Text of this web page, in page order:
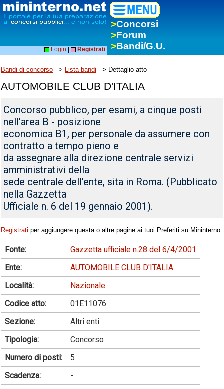
>Concorsi
>Forum
>Bandi/G.U.
Login Registrati
Bandi di concorso --> Lista bandi --> Dettaglio atto
AUTOMOBILE CLUB D'ITALIA
Concorso pubblico, per esami, a cinque posti
nell'area B - posizione
economica B1, per personale da assumere con
contratto a tempo pieno e
da assegnare alla direzione centrale servizi
amministrativi della
sede centrale dell'ente, sita in Roma. (Pubblicato
nella Gazzetta
Ufficiale n. 6 del 19 gennaio 2001).
Registrati per aggiungere questa o altre pagine ai tuoi Preferiti su Mininterno.
Fonte:
Gazzetta ufficiale n.28 del 6/4/2001
Ente:
AUTOMOBILE CLUB D'ITALIA
Località:
Nazionale
Codice atto:
01E11076
Sezione:
Altri enti
Tipologia:
Concorso
Numero di posti:
5
Scadenza:
-